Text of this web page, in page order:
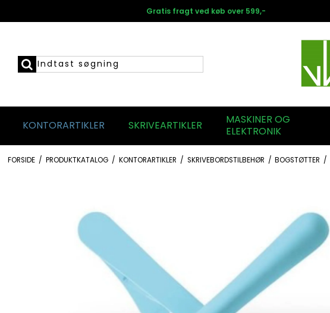
Gratis fragt ved køb over 599,-
KONTORARTIKLER SKRIVEARTIKLER
MASKINER OG
ELEKTRONIK
FORSIDE / PRODUKTKATALOG / KONTORARTIKLER / SKRIVEBORDSTILBEHØR / BOGSTØTTER /